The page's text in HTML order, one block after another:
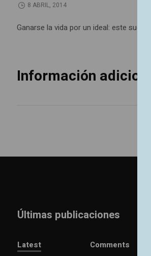
8 ABRIL, 2014
Ganarse la vida por un ideal: este
Información adicional
Últimas publicaciones
Latest Comments